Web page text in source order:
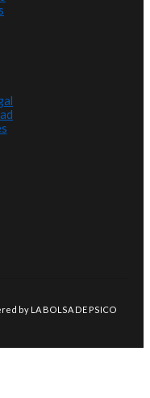
by LA BOLSA DE PSICO